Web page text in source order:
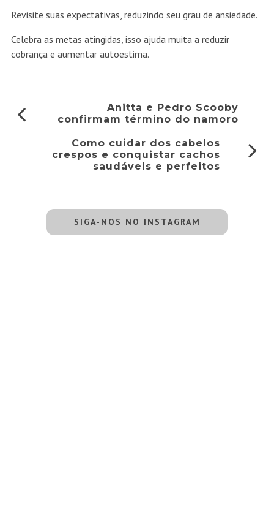
Revisite suas expectativas, reduzindo seu grau de ansiedade.
Celebra as metas atingidas, isso ajuda muita a reduzir
cobrança e aumentar autoestima.
Anitta e Pedro Scooby
confirmam término do namoro
Como cuidar dos cabelos
crespos e conquistar cachos
saudáveis e perfeitos
SIGA-NOS NO INSTAGRAM